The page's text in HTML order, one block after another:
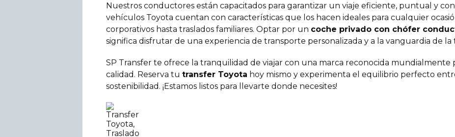
Nuestros conductores están capacitados para garantizar un viaje eficiente, puntual y
vehículos Toyota cuentan con características que los hacen ideales para cualquier
corporativos hasta traslados familiares. Optar por un coche privado con chófer
significa disfrutar de una experiencia de transporte personalizada y a la vanguardia de la
SP Transfer te ofrece la tranquilidad de viajar con una marca reconocida mundialmente
calidad. Reserva tu transfer Toyota hoy mismo y experimenta el equilibrio perfecto
sostenibilidad. ¡Estamos listos para llevarte donde necesites!